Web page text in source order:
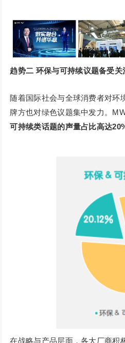
趋势二 环保与可持续议题备受关
随着国际社会与全球消费者对环
牌方也对绿色议题集中发力。
可持续类话题的声量占比高达
在战略与产品层面，各大厂商积